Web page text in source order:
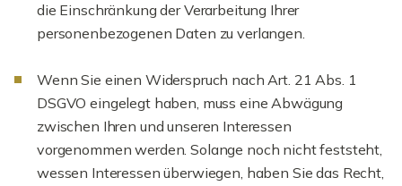
die Einschränkung der Verarbeitung Ihrer
personenbezogenen Daten zu verlangen.
Wenn Sie einen Widerspruch nach Art. 21 Abs. 1
DSGVO eingelegt haben, muss eine Abwägung
zwischen Ihren und unseren Interessen
vorgenommen werden. Solange noch nicht feststeht,
wessen Interessen überwiegen, haben Sie das Recht,